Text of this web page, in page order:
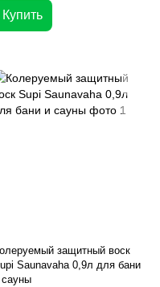
Купить
защитный воск
Saunavaha 0,9л для бани